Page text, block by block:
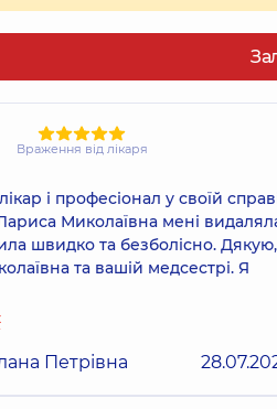
Враження від лікаря
і професіонал у своїй
Миколаївна мені
швидко та безболісно. Дякую,
та вашій медсестрі. Я
Петрівна